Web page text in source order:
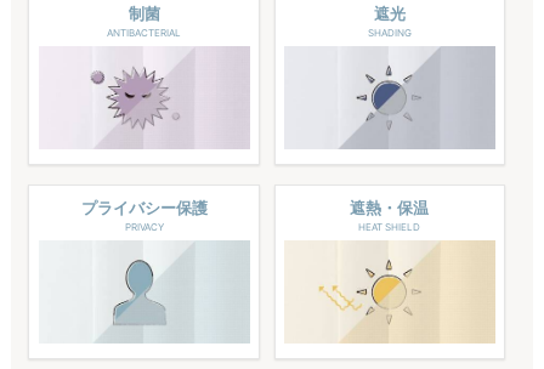
制菌
ANTIBACTERIAL
遮光
SHADING
プライバシー保護
PRIVACY
遮熱・保温
HEAT SHIELD